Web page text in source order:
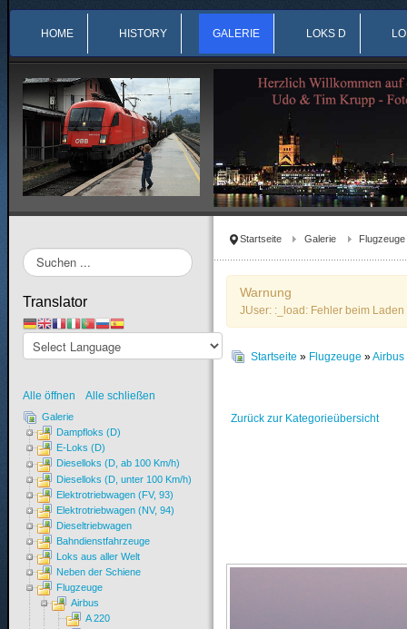
HOME HISTORY GALERIE LOKS D
Startseite Galerie Flugzeuge
Warnung
JUser: :_load: Fehler beim
Startseite » Flugzeuge »Airbus
Zurück zur Kategorieübersicht
Suchen
...
Translator
Alle öffnen Alle schließen
Galerie
Dampfloks (D)
E-Loks (D)
Dieselloks (D, ab 100 Km/h)
Dieselloks (D, unter 100 Km/h)
Elektrotriebwagen (FV, 93)
Elektrotriebwagen (NV, 94)
Dieseltriebwagen
Bahndienstfahrzeuge
Loks aus aller Welt
Neben der Schiene
Flugzeuge
Airbus
A 220